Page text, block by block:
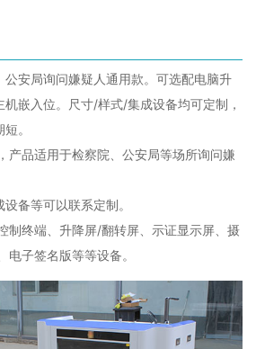
安局询问嫌疑人通用款。可选配电脑升
嵌入位。尺寸/样式/集成设备均可定制，
。
产品适用于检察院、公安局等场所询问嫌
备等可以联系定制。
制终端、升降屏/翻转屏、示证显示屏、摄
电子签名版等等设备。